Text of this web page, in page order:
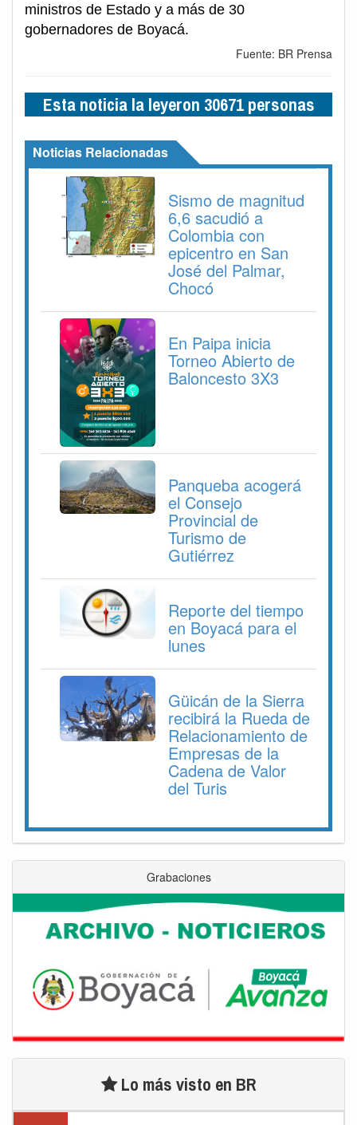
ministros de Estado y a más de 30
gobernadores de Boyacá.
Fuente: BR Prensa
Esta noticia la leyeron 30671 personas
Noticias Relacionadas
Sismo de magnitud
6,6 sacudió a
Colombia con
epicentro en San
José del Palmar,
Chocó
En Paipa inicia
Torneo Abierto de
Baloncesto 3X3
Panqueba acogerá
el Consejo
Provincial de
Turismo de
Gutiérrez
Reporte del tiempo
en Boyacá para el
lunes
Güicán de la Sierra
recibirá la Rueda de
Relacionamiento de
Empresas de la
Cadena de Valor
del Turis
Grabaciones
Lo más visto en BR